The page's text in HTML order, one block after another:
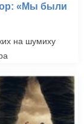
«Мы были
на шумиху